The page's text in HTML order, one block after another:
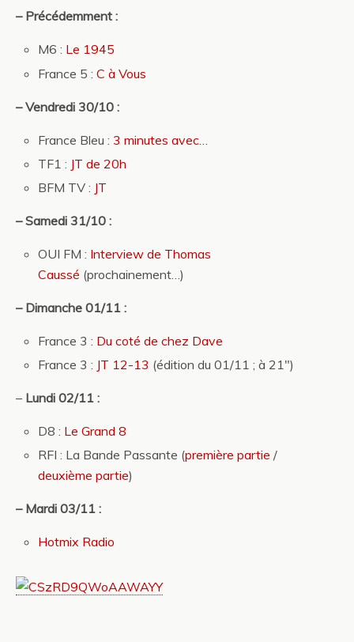
– Précédemment :
M6 : Le 1945
France 5 :C à Vous
– Vendredi 30/10 :
France Bleu : 3 minutes avec…
TF1 : JT de 20h
BFM TV : JT
– Samedi 31/10 :
OUI FM : Interview de Thomas
Caussé (prochainement…)
– Dimanche 01/11 :
France 3 : Du coté de chez Dave
France 3 : JT 12-13 (édition du 01/11 ; à 21″)
– Lundi 02/11 :
D8 : Le Grand 8
RFI : La Bande Passante (première partie /
deuxième partie)
– Mardi 03/11 :
Hotmix Radio